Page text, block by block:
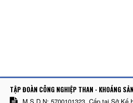
TẬP ĐOÀN CÔNG NGHIỆP THAN - KHOÁNG